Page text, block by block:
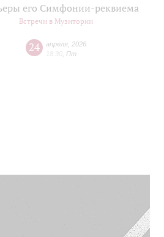
его Симфонии-реквиема
Встречи в Музитории
24 апреля 2026
18:30 Пт